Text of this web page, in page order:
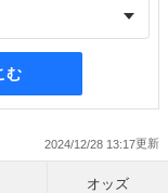
む
2024/12/28 13:17
オッズ